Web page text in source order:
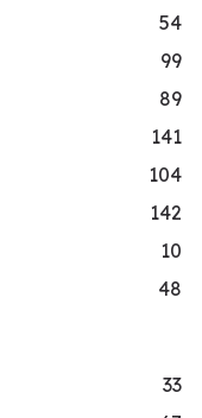
54
99
89
141
104
142
10
48
33